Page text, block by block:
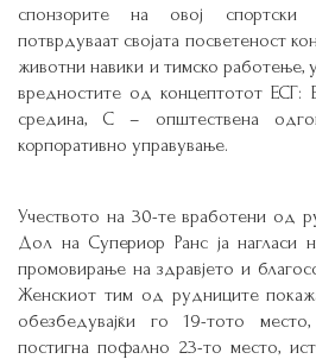
спонзорите на овој спортски
потврдуваат својата посветеност
животни навики и тимско работење,
вредностите од концептотот ЕСГ:
средина, С – општествена
корпоративно управување.
Учеството на 30-те вработени од
Дол на Супериор Ранс ја нагласи
промовирање на здравјето и
Женскиот тим од рудниците
обезбедувајќи го 19-тото
постигна пофално 23-то место,